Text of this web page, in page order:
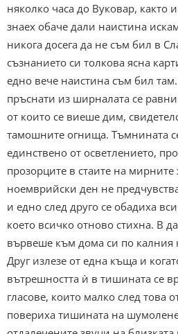
няколко часа до Вуковар,
знаех обаче дали наистина
никога досега да не съм бил в
съзнанието си толкова ясна
едно вече наистина съм бил
пръснати из ширналата се
от които се виеше дим,
тамошните огнища. Тъмнината
единствено от осветлението,
прозорците в стаите на
ноемврийски ден не
и едно след друго се обадиха
което всичко отново стихна. В
вървеше към дома си по калния
Друг излезе от една къща и
вътрешността ѝ в тишината се
гласове, които малко след това
повериха тишината на